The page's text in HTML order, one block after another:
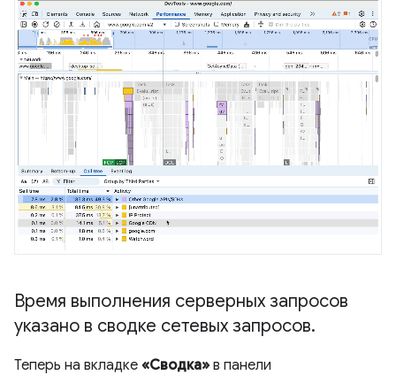
Время выполнения серверных запросов
указано в сводке сетевых запросов.
Теперь на вкладке «Сводка» в панели